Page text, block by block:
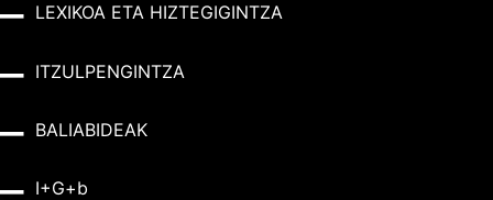
LEXIKOA ETA HIZTEGIGINTZA
ITZULPENGINTZA
BALIABIDEAK
I+G+b